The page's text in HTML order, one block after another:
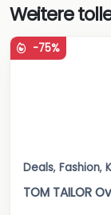
Weitere
-75%
Deals, Fashion,
TOM TAILOR